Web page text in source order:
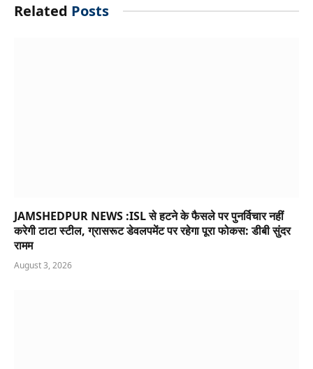
Related Posts
JAMSHEDPUR NEWS :ISL से हटने के फैसले पर पुनर्विचार नहीं
करेगी टाटा स्टील, ग्रासरूट डेवलपमेंट पर रहेगा पूरा फोकस: डीबी सुंदर
रामम
August 3, 2026